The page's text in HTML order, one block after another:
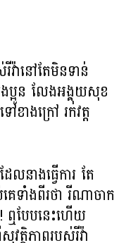
វ៉ានៅតែមិនទាន់
អូន លែងអង្គុយសុខ
ាងក្រៅ រកវត្ត
លនាងធ្វើការ តែ
ទាំងពីរថា រីណាចាក
! ឮបែបនេះហើយ
វត្ថិភាពរបស់រីវ៉ា